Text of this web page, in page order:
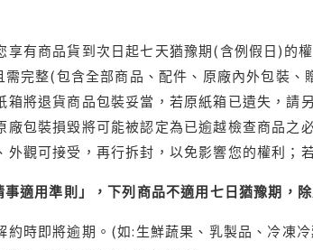
享有商品貨到次日起七天猶豫期(含例假日)的
完整(包含全部商品、配件、原廠內外包裝、
箱將退貨商品包裝妥當，若原紙箱已遺失，
廠包裝損毀將可能被認定為已逾越檢查商品
觀可接受，再行拆封，以免影響您的權利；
適用準則」，下列商品不適用七日猶豫期，
約時即將逾期。(如:生鮮蔬果、乳製品、冷凍